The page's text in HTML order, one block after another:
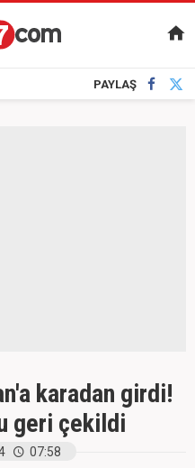
PAYLAŞ
karadan girdi!
geri çekildi
07:58